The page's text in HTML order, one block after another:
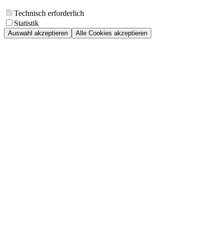
Technisch erforderlich
Statistik
Auswahl akzeptieren Alle Cookies akzeptieren